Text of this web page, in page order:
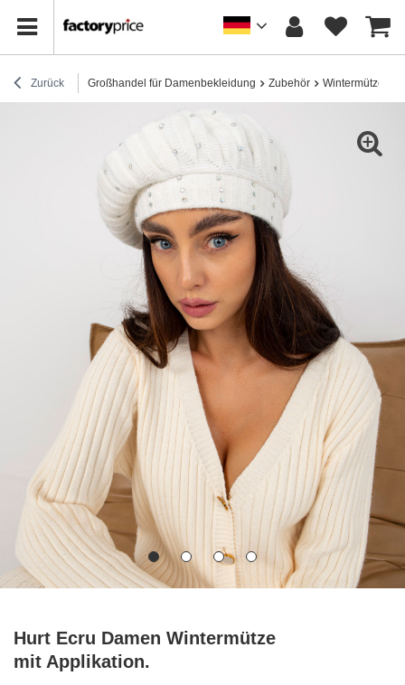
Zurück Großhandel für Damenbekleidung Zubehör Wintermützen
Hurt Ecru Damen Wintermütze
mit Applikation.